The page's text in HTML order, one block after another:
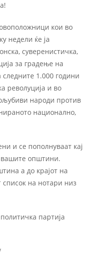
кои во
недели ќе ја
суверенистичка,
за градење на
1.000 години
револуција и во
народи против
национално,
и се пополнуваат кај
вашите општини.
а до крајот на
список на нотари низ
партија